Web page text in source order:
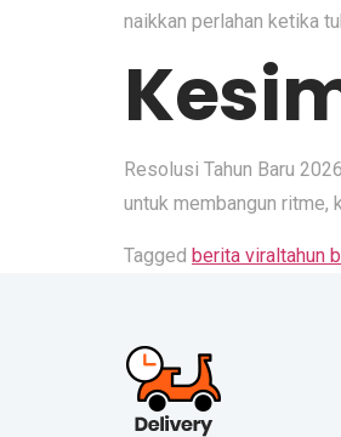
naikkan perlahan ketika
Resolusi Tahun Baru
untuk membangun ritme,
Tagged berita viraltahun